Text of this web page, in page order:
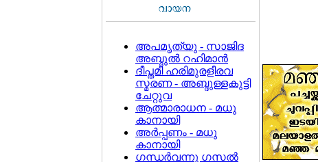
അപമൃത്യു - സാജിദ
അബ്ദുല്‍ റഹിമാന്‍
ദീപ്തമീ ഹരിമുരളീരവ
സ്മരണ - അബ്ദുള്ളകുട്ടി
ചേറ്റുവ
ആത്മാരാധന - മധു
കാനായി
അര്‍പ്പണം - മധു
കാനായി
ഗന്ധര്‍വന്നു ഗസല്‍